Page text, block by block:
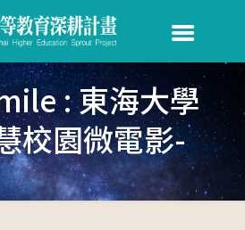
: 東海大學
校園微電影-